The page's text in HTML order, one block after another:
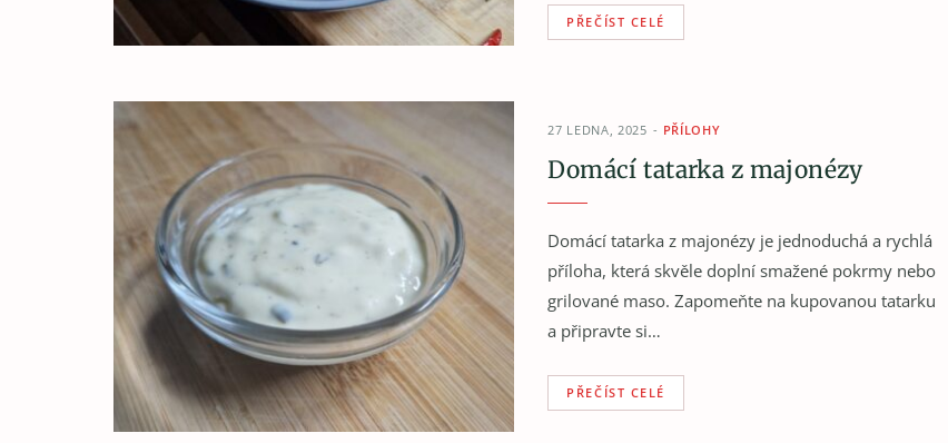
PŘEČÍST CELÉ
27 LEDNA, 2025 PŘÍLOHY
Domácí tatarka z majonézy
Domácí tatarka z majonézy je jednoduchá a rychlá
příloha, která skvěle doplní smažené pokrmy nebo
grilované maso. Zapomeňte na kupovanou tatarku
a připravte si…
PŘEČÍST CELÉ